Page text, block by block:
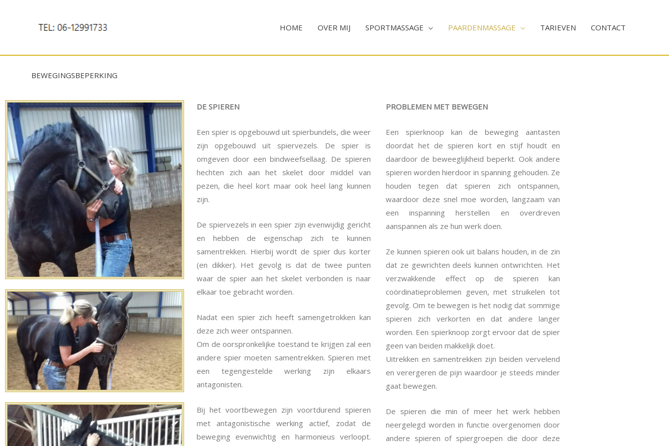
HOME OVER MIJ SPORTMASSAGE PAARDENMASSAGE TARIEVEN CONTACT
BEWEGINGSBEPERKING
DE SPIEREN
Een spier is opgebouwd uit spierbundels, die weer
zijn opgebouwd uit spiervezels. De spier is
omgeven door een bindweefsellaag. De spieren
hechten zich aan het skelet door middel van
pezen, die heel kort maar ook heel lang kunnen
zijn.
De spiervezels in een spier zijn evenwijdig gericht
en hebben de eigenschap zich te kunnen
samentrekken. Hierbij wordt de spier dus korter
(en dikker). Het gevolg is dat de twee punten
waar de spier aan het skelet verbonden is naar
elkaar toe gebracht worden.
Nadat een spier zich heeft samengetrokken kan
deze zich weer ontspannen.
Om de oorspronkelijke toestand te krijgen zal een
andere spier moeten samentrekken. Spieren met
een tegengestelde werking zijn elkaars
antagonisten.
Bij het voortbewegen zijn voortdurend spieren
met antagonistische werking actief, zodat de
beweging evenwichtig en harmonieus verloopt.
PROBLEMEN MET BEWEGEN
Een spierknoop kan de beweging aantasten
doordat het de spieren kort en stijf houdt en
daardoor de beweeglijkheid beperkt. Ook andere
spieren worden hierdoor in spanning gehouden. Ze
houden tegen dat spieren zich ontspannen,
waardoor deze snel moe worden, langzaam van
een inspanning herstellen en overdreven
aanspannen als ze hun werk doen.
Ze kunnen spieren ook uit balans houden, in de zin
dat ze gewrichten deels kunnen ontwrichten. Het
verzwakkende effect op de spieren kan
coördinatieproblemen geven, met struikelen tot
gevolg. Om te bewegen is het nodig dat sommige
spieren zich verkorten en dat andere langer
worden. Een spierknoop zorgt ervoor dat de spier
geen van beiden makkelijk doet.
Uitrekken en samentrekken zijn beiden vervelend
en verergeren de pijn waardoor je steeds minder
gaat bewegen.
De spieren die min of meer het werk hebben
neergelegd worden in functie overgenomen door
andere spieren of spiergroepen die door deze